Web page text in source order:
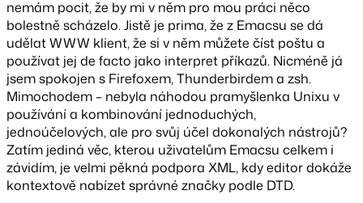
nemám pocit, že by mi v něm pro mou práci něco
bolestně scházelo. Jistě je prima, že z Emacsu se dá
udělat WWW klient, že si v něm můžete číst poštu a
používat jej de facto jako interpret příkazů. Nicméně já
jsem spokojen s Firefoxem, Thunderbirdem a zsh.
Mimochodem – nebyla náhodou pramyšlenka Unixu v
používání a kombinování jednoduchých,
jednoúčelových, ale pro svůj účel dokonalých nástrojů?
Zatím jediná věc, kterou uživatelům Emacsu celkem i
závidím, je velmi pěkná podpora XML, kdy editor dokáže
kontextově nabízet správné značky podle DTD.